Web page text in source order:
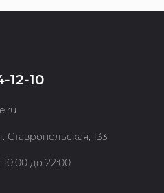
12-10
Ставропольская, 133
до 22:00